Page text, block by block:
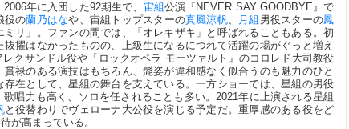
年に入団した92期生で、 宙組公演『NEVER SAY GOODBYE』で
役の蘭乃はなや、宙組トップスターの真風涼帆、 月組 男役スターの鳳
リ」。ファンの間では、「オレキザキ」と呼ばれることもある。初
擢はなかったものの、上級生になるにつれて活躍の場がぐっと増え
クサンドル役や『ロックオペラ モーツァルト』のコロレド大司教役
禄のある演技はもちろん、髭姿が違和感なく似合うのも魅力のひと
在として、星組の舞台を支えている。一方ショーでは、星組の男役
唱力も高く、ソロを任されることも多い。2021年に上演される星組
と役替わりでヴェローナ大公役を演じる予定だ。重厚感のある役をど
が高まっている。